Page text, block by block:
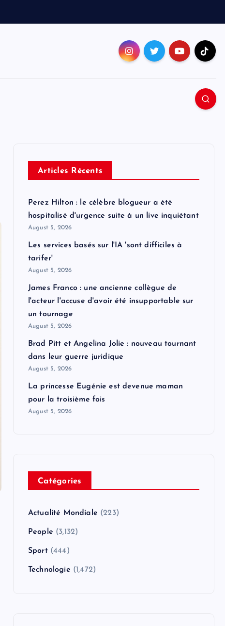
Articles Récents
Perez Hilton : le célèbre blogueur a été
hospitalisé d'urgence suite à un live inquiétant
August 5, 2026
Les services basés sur l'IA 'sont difficiles à
tarifer'
August 5, 2026
James Franco : une ancienne collègue de
l'acteur l'accuse d'avoir été insupportable sur
un tournage
August 5, 2026
Brad Pitt et Angelina Jolie : nouveau tournant
dans leur guerre juridique
August 5, 2026
La princesse Eugénie est devenue maman
pour la troisième fois
August 5, 2026
Catégories
Actualité Mondiale (223)
People (3,132)
Sport(444)
Technologie (1,472)